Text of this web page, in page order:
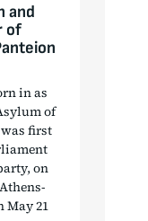
and
of
in as
of
was first
on
May 21